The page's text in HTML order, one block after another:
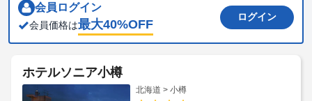
会員ログイン
会員価格は最大40%OFF
ログイン
ホテルソニア小樽
北海道 > 小樽